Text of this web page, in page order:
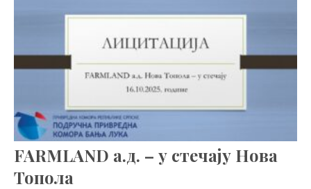
FARMLAND а.д. – у стечају Нова
Топола